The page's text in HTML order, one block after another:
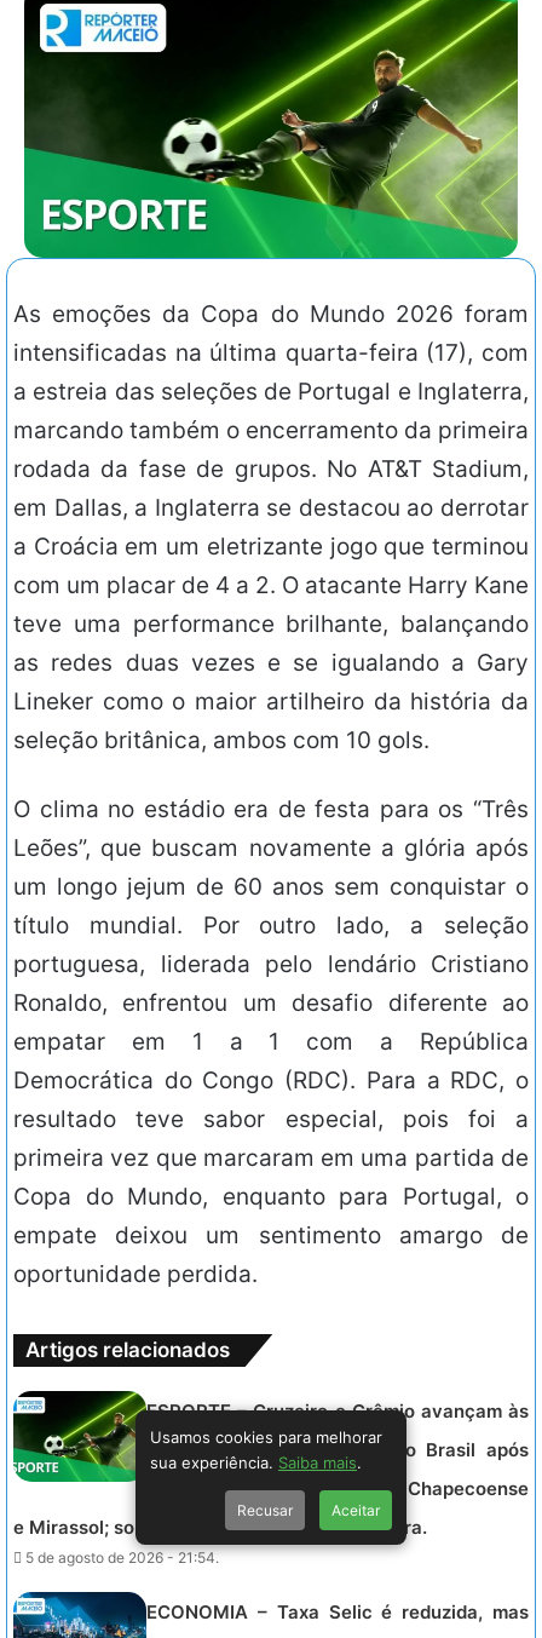
As emoções da Copa do Mundo 2026 foram
intensificadas na última quarta-feira (17), com
a estreia das seleções de Portugal e Inglaterra,
marcando também o encerramento da primeira
rodada da fase de grupos. No AT&T Stadium,
em Dallas, a Inglaterra se destacou ao derrotar
a Croácia em um eletrizante jogo que terminou
com um placar de 4 a 2. O atacante Harry Kane
teve uma performance brilhante, balançando
as redes duas vezes e se igualando a Gary
Lineker como o maior artilheiro da história da
seleção britânica, ambos com 10 gols.
O clima no estádio era de festa para os “Três
Leões”, que buscam novamente a glória após
um longo jejum de 60 anos sem conquistar o
título mundial. Por outro lado, a seleção
portuguesa, liderada pelo lendário Cristiano
Ronaldo, enfrentou um desafio diferente ao
empatar em 1 a 1 com a República
Democrática do Congo (RDC). Para a RDC, o
resultado teve sabor especial, pois foi a
primeira vez que marcaram em uma partida de
Copa do Mundo, enquanto para Portugal, o
empate deixou um sentimento amargo de
oportunidade perdida.
Artigos relacionados
ESPORTE – Cruzeiro e Grêmio avançam às
quartas de final da Copa do Brasil após
derrotas convincentes sobre Chapecoense
e Mirassol; sorteio será na próxima terça-feira.
5 de agosto de 2026 - 21:54.
ECONOMIA – Taxa Selic é reduzida, mas
Usamos cookies para melhorar
sua experiência. Saiba mais
Recusar Aceitar